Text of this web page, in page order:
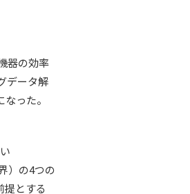
器の効率
データ解
った。
）の4つの
提とする